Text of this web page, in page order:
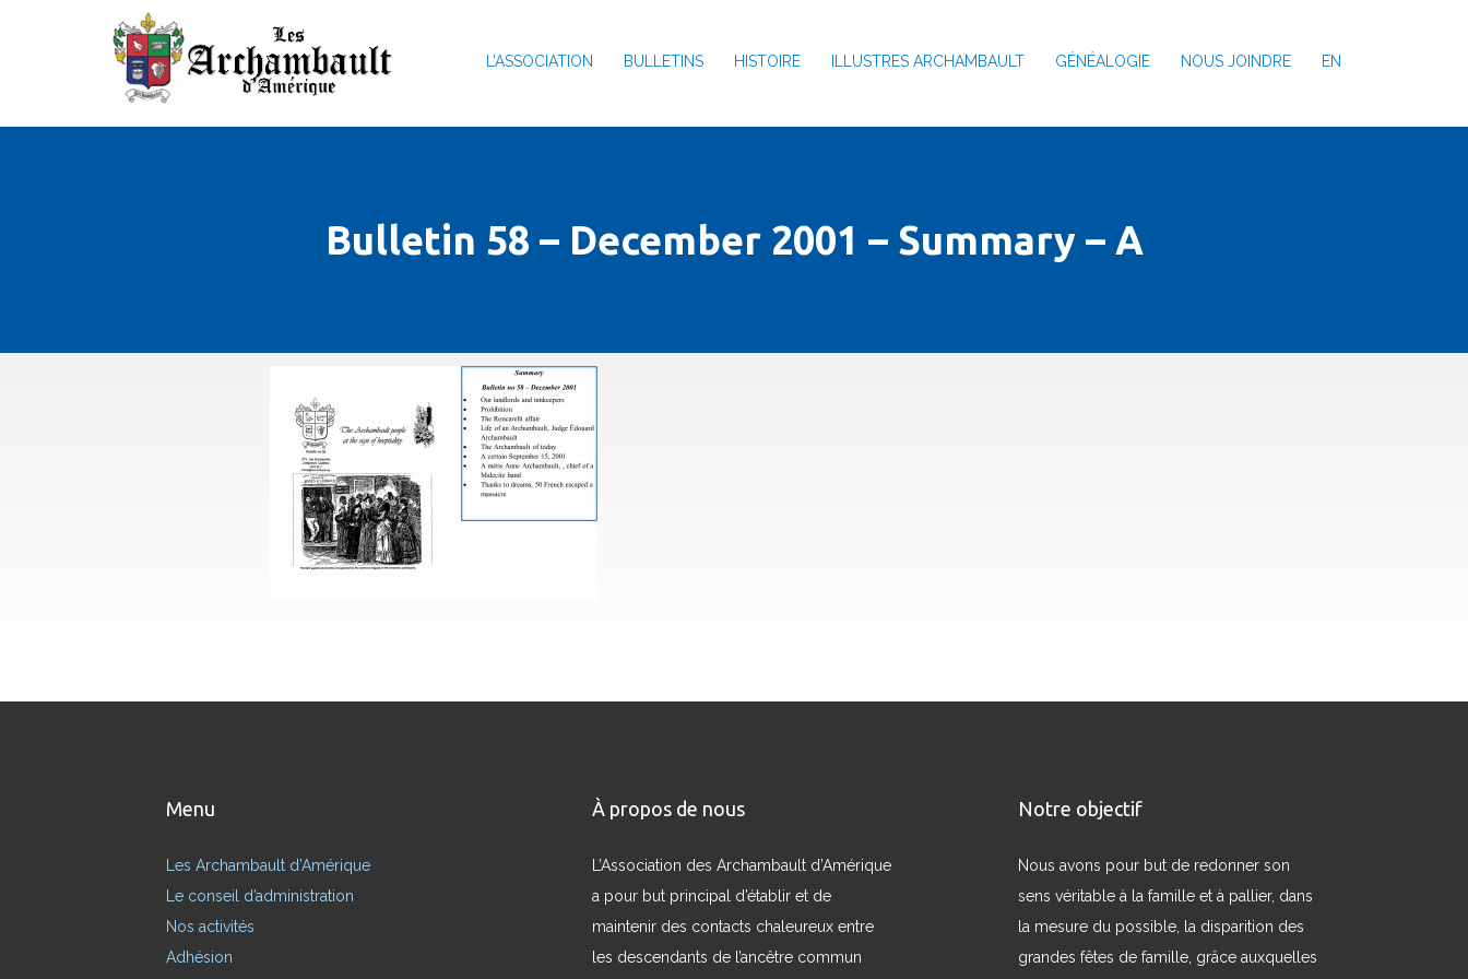
L’ASSOCIATION BULLETINS HISTOIRE ILLUSTRES ARCHAMBAULT GÉNÉALOGIE NOUS JOINDRE EN
Bulletin 58 – December 2001 – Summary – A
Menu
Les Archambault d’Amérique
Le conseil d’administration
Nos activités
Adhésion
À propos de nous
L’Association des Archambault d’Amérique
a pour but principal d’établir et de
maintenir des contacts chaleureux entre
les descendants de l’ancêtre commun
Notre objectif
Nous avons pour but de redonner son
sens véritable à la famille et à pallier, dans
la mesure du possible, la disparition des
grandes fêtes de famille, grâce auxquelles